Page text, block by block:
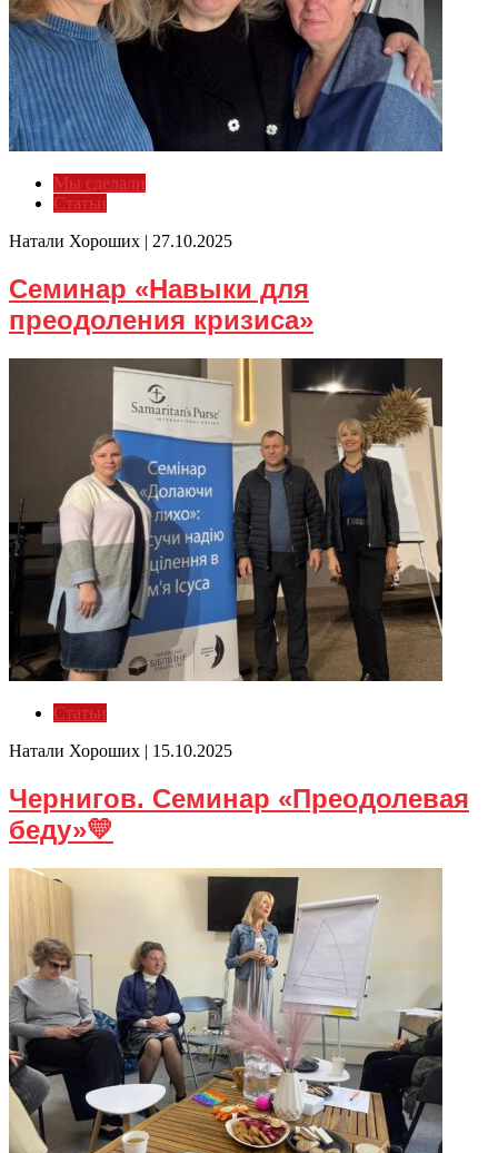
Мы сделали
Статьи
Натали Хороших | 27.10.2025
Семинар «Навыки для
преодоления кризиса»
Статьи
Натали Хороших | 15.10.2025
Чернигов. Семинар «Преодолевая
беду»💛